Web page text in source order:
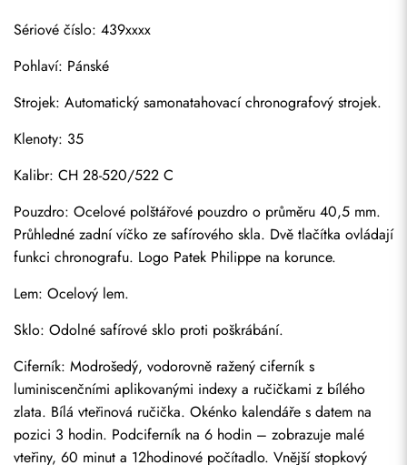
Sériové číslo: 439xxxx
Pohlaví: Pánské
Strojek: Automatický samonatahovací chronografový strojek.
Klenoty: 35
Kalibr: CH 28-520/522 C
Pouzdro: Ocelové polštářové pouzdro o průměru 40,5 mm.
Průhledné zadní víčko ze safírového skla. Dvě tlačítka ovládají
funkci chronografu. Logo Patek Philippe na korunce.
Lem: Ocelový lem.
Sklo: Odolné safírové sklo proti poškrábání.
Ciferník: Modrošedý, vodorovně ražený ciferník s
luminiscenčními aplikovanými indexy a ručičkami z bílého
zlata. Bílá vteřinová ručička. Okénko kalendáře s datem na
pozici 3 hodin. Podciferník na 6 hodin – zobrazuje malé
vteřiny, 60 minut a 12hodinové počítadlo. Vnější stopkový